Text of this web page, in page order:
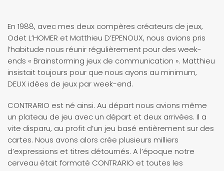
En 1988, avec mes deux compères créateurs de jeux,
Odet L’HOMER et Matthieu D’EPENOUX, nous avions pris
l’habitude nous réunir régulièrement pour des week-
ends « Brainstorming jeux de communication ». Matthieu
insistait toujours pour que nous ayons au minimum,
DEUX idées de jeux par week-end.
CONTRARIO est né ainsi. Au départ nous avions même
un plateau de jeu avec un départ et deux arrivées. Il a
vite disparu, au profit d’un jeu basé entièrement sur des
cartes. Nous avons alors crée plusieurs milliers
d’expressions et titres détournés. A l’époque notre
cerveau était formaté CONTRARIO et toutes les